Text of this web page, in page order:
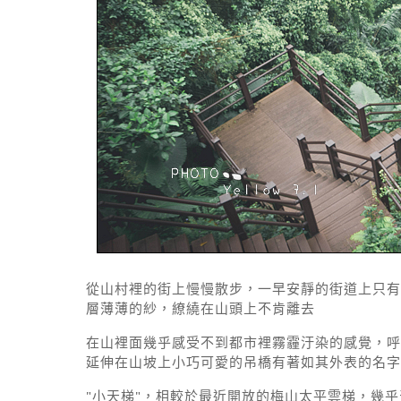
從山村裡的街上慢慢散步，一早安靜的街道上只
層薄薄的紗，繚繞在山頭上不肯離去
在山裡面幾乎感受不到都市裡霧霾汙染的感覺，
延伸在山坡上小巧可愛的吊橋有著如其外表的名字
"小天梯"，相較於最近開放的梅山太平雲梯，幾